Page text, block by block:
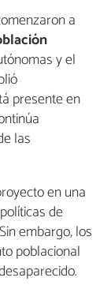
a
y el
presente en
las
en una
de
embargo, los
poblacional